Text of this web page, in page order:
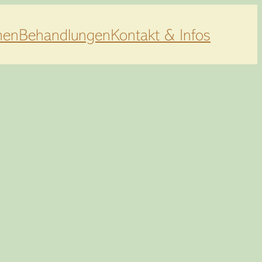
BehandlungenKontakt & Infos